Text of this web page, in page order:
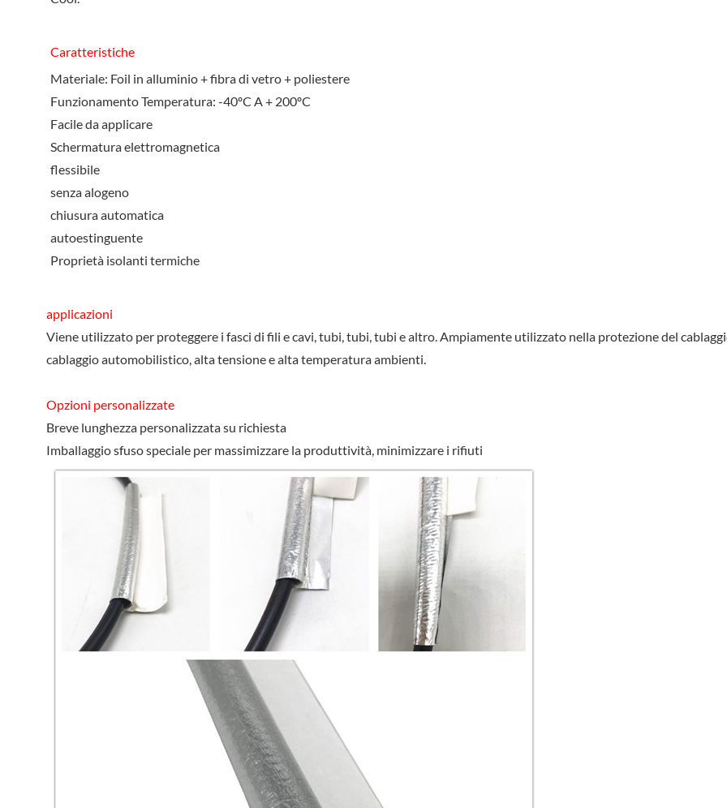
Caratteristiche
Materiale: Foil in alluminio + fibra di vetro + poliestere
Funzionamento Temperatura: -40ºC A + 200ºC
Facile da applicare
Schermatura elettromagnetica
flessibile
senza alogeno
chiusura automatica
autoestinguente
Proprietà isolanti termiche
applicazioni
Viene utilizzato per proteggere i fasci di fili e cavi, tubi, tubi, tubi e altro. Ampiamente utilizzato nella protezione del
cablaggio automobilistico, alta tensione e alta temperatura ambienti.
Opzioni personalizzate
Breve lunghezza personalizzata su richiesta
Imballaggio sfuso speciale per massimizzare la produttività, minimizzare i rifiuti